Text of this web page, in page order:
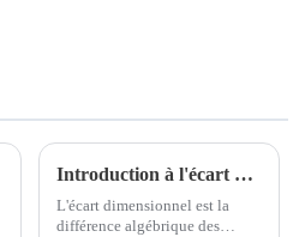
Introduction à l'écart dimensionnel
L'écart dimensionnel est la
différence algébrique des